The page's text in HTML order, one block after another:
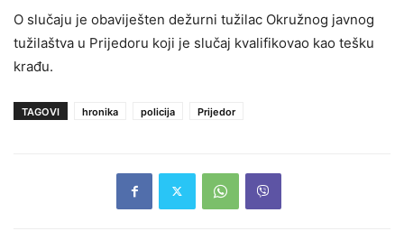
O slučaju je obaviješten dežurni tužilac Okružnog javnog
tužilaštva u Prijedoru koji je slučaj kvalifikovao kao tešku
krađu.
TAGOVI hronika policija Prijedor